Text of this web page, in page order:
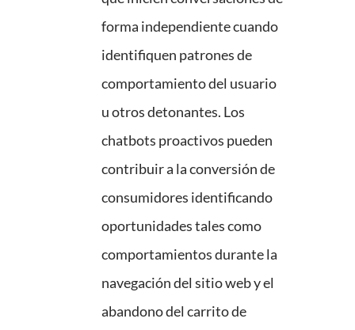
forma independiente cuando
identifiquen patrones de
comportamiento del usuario
u otros detonantes. Los
chatbots proactivos pueden
contribuir a la conversión de
consumidores identificando
oportunidades tales como
comportamientos durante la
navegación del sitio web y el
abandono del carrito de